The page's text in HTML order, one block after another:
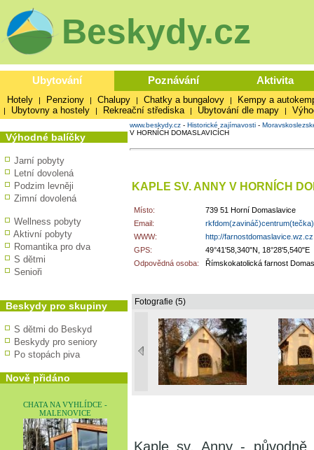
Beskydy.cz
Ubytování Poznávání Aktivita
Hotely | Penziony | Chalupy | Chatky a bungalovy | Kempy a
| Ubytovny a hostely | Rekreační střediska | Ubytování dle mapy |
Výhodné balíčky
Jarní pobyty
Letní dovolená
Podzim levněji
Zimní dovolená
Wellness pobyty
Aktivní pobyty
Romantika pro dva
S dětmi
Senioři
Beskydy pro skupiny
S dětmi do Beskyd
Beskydy pro seniory
Po stopách piva
Nově přidáno
CHATA NA VYHLÍDCE -
MALENOVICE
www.beskydy.cz - Historické zajímavosti -
V HORNÍCH DOMASLAVICÍCH
KAPLE SV. ANNY V HORNÍCH
Místo:
739 51 Horní Domaslavice
Email:
WWW:
http://farnostdomaslavice.wz.cz
GPS:
49°41'58,340"N, 18°28'5,540"E
Odpovědná osoba:
Římskokatolická farnost
Fotografie (5)
Kaple sv. Anny - původně